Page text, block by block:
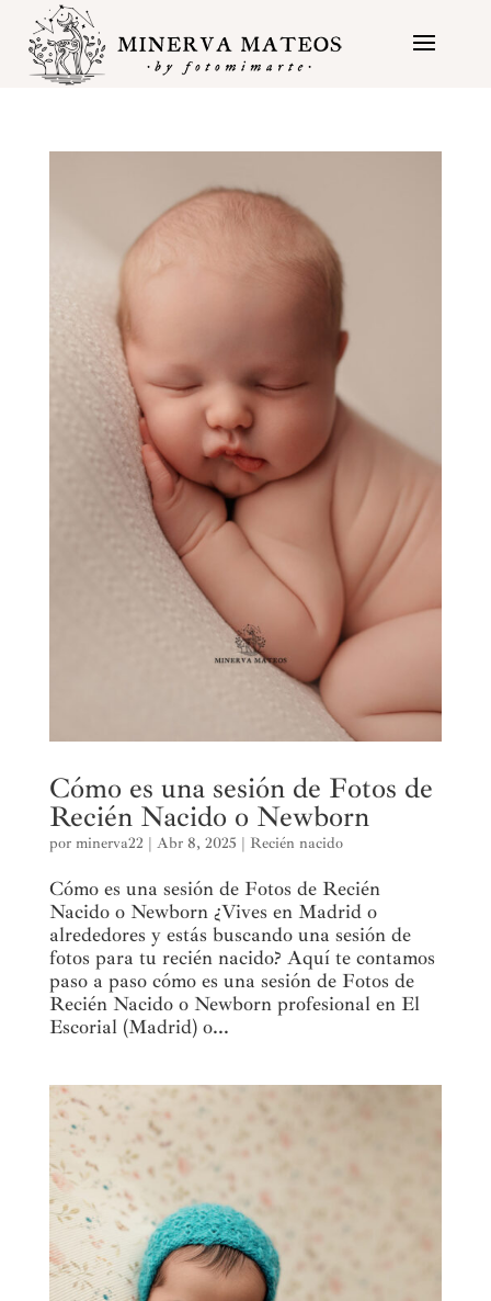
Cómo es una sesión de Fotos de
Recién Nacido o Newborn
por minerva22 | Abr 8, 2025 | Recién nacido
Cómo es una sesión de Fotos de Recién
Nacido o Newborn ¿Vives en Madrid o
alrededores y estás buscando una sesión de
fotos para tu recién nacido? Aquí te contamos
paso a paso cómo es una sesión de Fotos de
Recién Nacido o Newborn profesional en El
Escorial (Madrid) o...